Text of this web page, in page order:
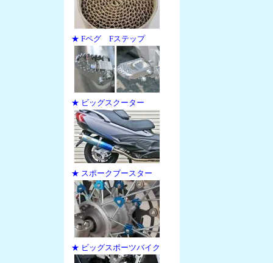
★ Fペグ Fステップ
★ ビッグスクーター
★ スポークブースター
★ ビッグスポーツバイク